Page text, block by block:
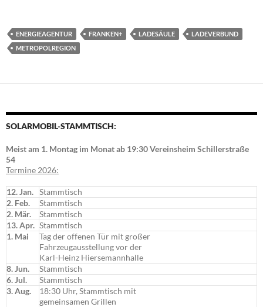
ENERGIEAGENTUR FRANKEN+ LADESÄULE
LADEVERBUND
METROPOLREGION
SOLARMOBIL-STAMMTISCH:
Meist am 1. Montag im Monat ab 19:30 Vereinsheim Schillerstraße
54
Termine 2026:
12. Jan. Stammtisch
2. Feb.
Stammtisch
2. Mär.
Stammtisch
13. Apr. Stammtisch
1. Mai
Tag der offenen Tür mit großer
Fahrzeugausstellung vor der
Karl-Heinz Hiersemannhalle
8. Jun.
Stammtisch
6. Jul.
Stammtisch
3. Aug.
18:30 Uhr, Stammtisch mit
gemeinsamen Grillen